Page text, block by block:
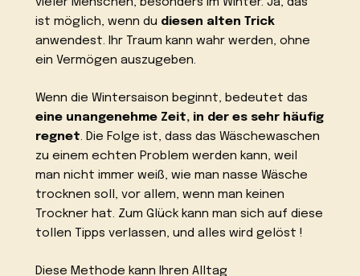
vieler Menschen, besonders im Winter. Ja, das
ist möglich, wenn du diesen alten Trick
anwendest. Ihr Traum kann wahr werden, ohne
ein Vermögen auszugeben.
Wenn die Wintersaison beginnt, bedeutet das
eine unangenehme Zeit, in der es sehr häufig
regnet. Die Folge ist, dass das Wäschewaschen
zu einem echten Problem werden kann, weil
man nicht immer weiß, wie man nasse Wäsche
trocknen soll, vor allem, wenn man keinen
Trockner hat. Zum Glück kann man sich auf diese
tollen Tipps verlassen, und alles wird gelöst !
Diese Methode kann Ihren Alltag